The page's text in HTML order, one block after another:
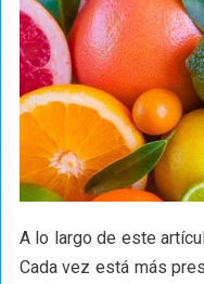
A lo largo de este
Cada vez está más